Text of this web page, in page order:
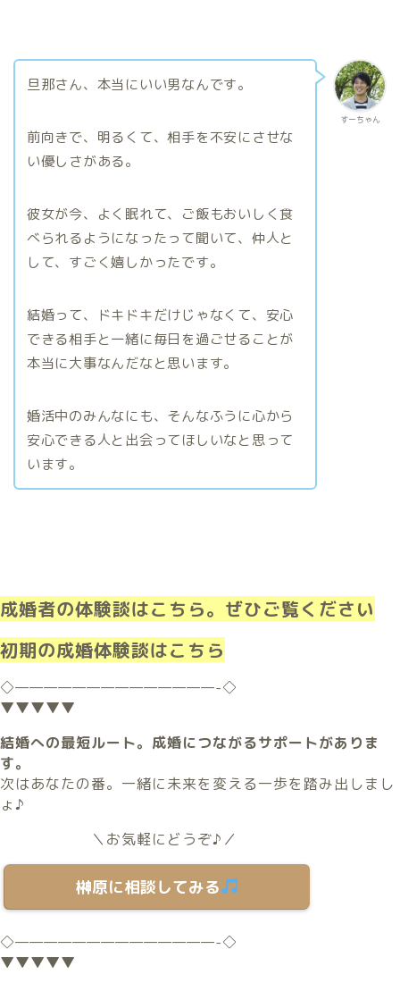
すーちゃん
旦那さん、本当にいい男なんです。
前向きで、明るくて、相手を不安にさせな
い優しさがある。
彼女が今、よく眠れて、ご飯もおいしく食
べられるようになったって聞いて、仲人と
して、すごく嬉しかったです。
結婚って、ドキドキだけじゃなくて、安心
できる相手と一緒に毎日を過ごせることが
本当に大事なんだなと思います。
婚活中のみんなにも、そんなふうに心から
安心できる人と出会ってほしいなと思って
います。
成婚者の体験談はこちら。ぜひご覧ください
初期の成婚体験談はこちら
◇——————————————-◇
▼▼▼▼▼
結婚への最短ルート。成婚につながるサポートがありま
す。
次はあなたの番。一緒に未来を変える一歩を踏み出しまし
ょ♪
＼お気軽にどうぞ♪／
榊原に相談してみる
◇——————————————-◇
▼▼▼▼▼